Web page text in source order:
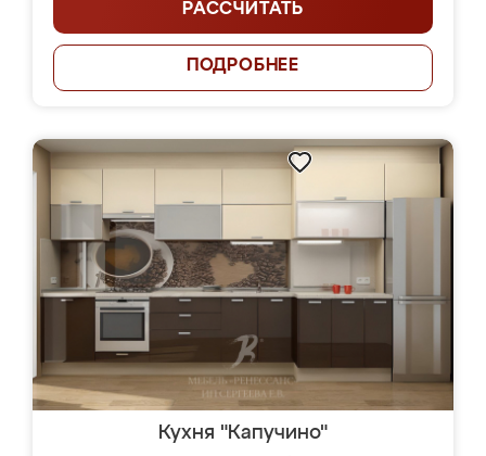
РАССЧИТАТЬ
ПОДРОБНЕЕ
Кухня "Капучино"